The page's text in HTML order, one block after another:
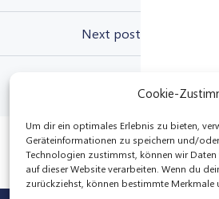
Cookie-
Um dir ein optimales Erlebnis zu bieten,
Geräteinformationen zu speichern und/
Technologien zustimmst, können wir
auf dieser Website verarbeiten. Wenn du
zurückziehst, können bestimmte Merkmale
Next post